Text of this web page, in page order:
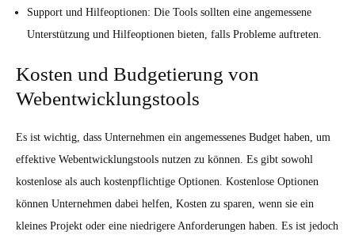
Support und Hilfeoptionen: Die Tools sollten eine angemessene
Unterstützung und Hilfeoptionen bieten, falls Probleme auftreten.
Kosten und Budgetierung von
Webentwicklungstools
Es ist wichtig, dass Unternehmen ein angemessenes Budget haben, um
effektive Webentwicklungstools nutzen zu können. Es gibt sowohl
kostenlose als auch kostenpflichtige Optionen. Kostenlose Optionen
können Unternehmen dabei helfen, Kosten zu sparen, wenn sie ein
kleines Projekt oder eine niedrigere Anforderungen haben. Es ist jedoch